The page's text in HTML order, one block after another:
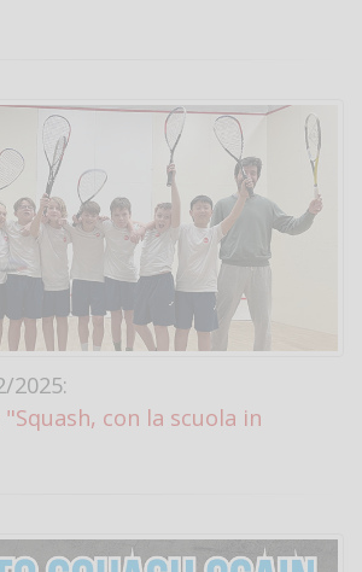
2025:
con la scuola in